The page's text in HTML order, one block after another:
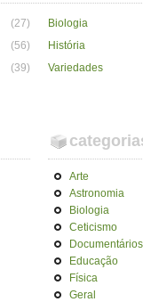
(27)
Biologia
(56)
História
(39) Variedades
Arte
Astronomia
Biologia
Ceticismo
Documentários
Educação
Física
Geral